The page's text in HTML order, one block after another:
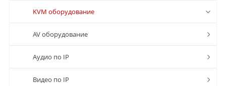
KVM оборудование
AV оборудование
Аудио по IP
Видео по IP